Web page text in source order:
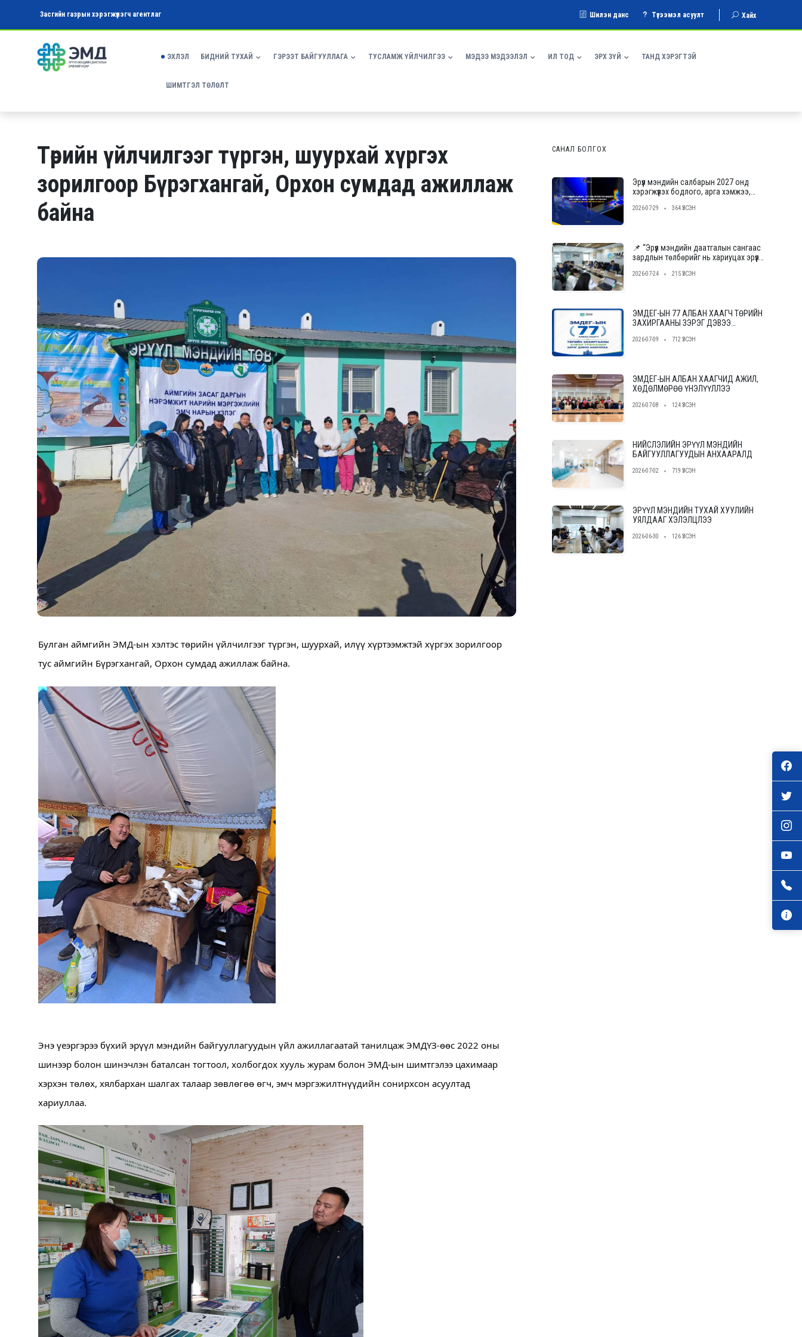
Засгийн газрын хэрэгжүүлэгч агентлаг Шилэн данс Түгээмэл асуулт Хайх
ЭХЛЭЛ БИДНИЙ ТУХАЙ ГЭРЭЭТ БАЙГУУЛЛАГА ТУСЛАМЖ ҮЙЛЧИЛГЭЭ МЭДЭЭ МЭДЭЭЛЭЛ ИЛ ТОД ЭРХ ЗҮЙ ТАНД ХЭРЭГТЭЙ
ШИМТГЭЛ ТӨЛӨЛТ
Төрийн үйлчилгээг түргэн, шуурхай хүргэх
зорилгоор Бүрэгхангай, Орхон сумдад ажиллаж
байна
Булган аймгийн ЭМД-ын хэлтэс төрийн үйлчилгээг түргэн, шуурхай, илүү хүртээмжтэй хүргэх зорилгоор
тус аймгийн Бүрэгхангай, Орхон сумдад ажиллаж байна.
Энэ үеэргэрээ бүхий эрүүл мэндийн байгууллагуудын үйл ажиллагаатай танилцаж ЭМДҮЗ-өөс 2022 оны
шинээр болон шинэчлэн баталсан тогтоол, холбогдох хууль журам болон ЭМД-ын шимтгэлээ цахимаар
хэрхэн төлөх, хялбархан шалгах талаар зөвлөгөө өгч, эмч мэргэжилтнүүдийн сонирхсон асуултад
хариуллаа.
САНАЛ БОЛГОХ
Эрүүл мэндийн салбарын 2027 онд
хэрэгжүүлэх бодлого, арга хэмжээ,
2026-07-29 364 ҮЗСЭН
📌 “Эрүүл мэндийн даатгалын сангаас
зардлын төлбөрийг нь хариуцах эрүүл
байгууллагыг сонгон шалгаруулах
2026-07-24 215 ҮЗСЭН
ЭМДЕГ-ЫН 77 АЛБАН ХААГЧ ТӨРИЙН
ЗАХИРГААНЫ ЗЭРЭГ ДЭВЭЭ
2026-07-09 712 ҮЗСЭН
ЭМДЕГ-ЫН АЛБАН ХААГЧИД АЖИЛ,
ХӨДӨЛМӨРӨӨ ҮНЭЛҮҮЛЛЭЭ
2026-07-08 124 ҮЗСЭН
НИЙСЛЭЛИЙН ЭРҮҮЛ МЭНДИЙН
БАЙГУУЛЛАГУУДЫН АНХААРАЛД
2026-07-02 719 ҮЗСЭН
ЭРҮҮЛ МЭНДИЙН ТУХАЙ ХУУЛИЙН
УЯЛДААГ ХЭЛЭЛЦЛЭЭ
2026-06-30 126 ҮЗСЭН